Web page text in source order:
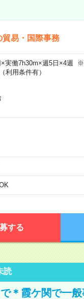
貿易・国際事務
働7h30m×週5日×4週 ※
利用条件有）
する
読
＊霞ケ関で一